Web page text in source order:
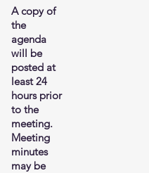
A copy of
the
agenda
will be
posted at
least 24
hours prior
to the
meeting.
Meeting
minutes
may be